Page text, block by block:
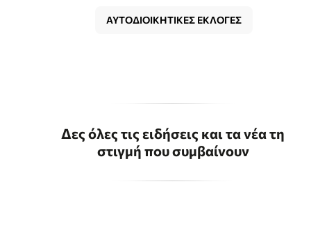
ΑΥΤΟΔΙΟΙΚΗΤΙΚΕΣ ΕΚΛΟΓΕΣ
Δες όλες τις ειδήσεις και τα νέα τη
στιγμή που συμβαίνουν